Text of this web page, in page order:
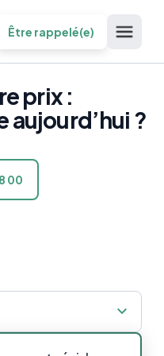
Être rappelé(e)
prix :
aujourd’hui ?
00
prix pour un kit